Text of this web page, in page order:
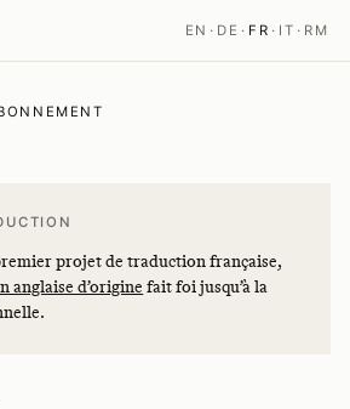
EN · DE · FR · IT · RM
projet de traduction française,
anglaise d’origine fait foi jusqu’à la